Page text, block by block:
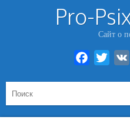
Pro-
Сайт о
Facebook